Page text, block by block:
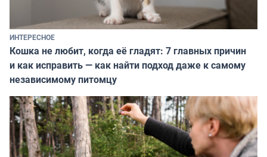
ИНТЕРЕСНОЕ
Кошка не любит, когда её гладят: 7 главных причин
и как исправить — как найти подход даже к самому
независимому питомцу